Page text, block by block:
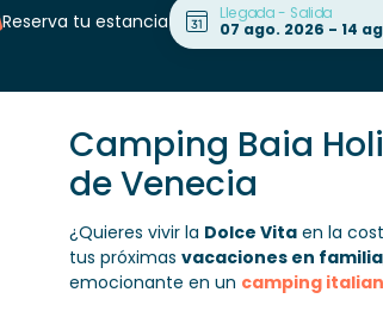
Reserva tu estancia Llegada - Salida
Camping Baia
de Venecia
¿Quieres vivir la Dolce Vitaen la
tus próximas vacaciones en familia
emocionante en un camping